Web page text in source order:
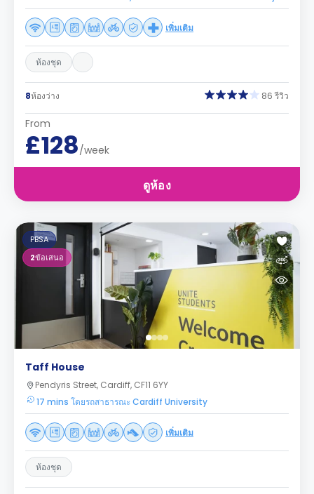
เพิ่มเติม
ห้องชุด
8ห้องว่าง 86 รีวิว
From
£128/week
ดูห้อง
PBSA
2ข้อเสนอ
Taff House
Pendyris Street, Cardiff, CF11 6YY
17 mins โดยรถสาธารณะ Cardiff University
เพิ่มเติม
ห้องชุด